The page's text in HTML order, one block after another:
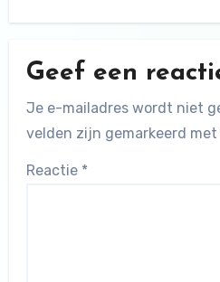
Geef een
Je e-mailadres wordt niet
velden zijn gemarkeerd met
Reactie *